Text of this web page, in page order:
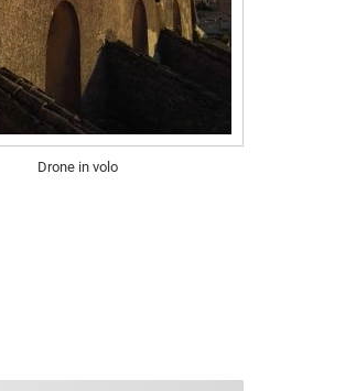
Drone in volo